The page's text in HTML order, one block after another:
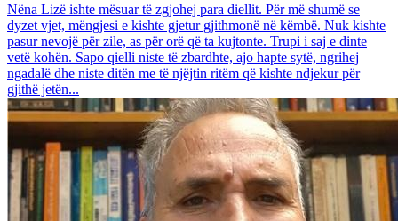
Nëna Lizë ishte mësuar të zgjohej para diellit. Për më shumë se
dyzet vjet, mëngjesi e kishte gjetur gjithmonë në këmbë. Nuk kishte
pasur nevojë për zile, as për orë që ta kujtonte. Trupi i saj e dinte
vetë kohën. Sapo qielli niste të zbardhte, ajo hapte sytë, ngrihej
ngadalë dhe niste ditën me të njëjtin ritëm që kishte ndjekur për
gjithë jetën...